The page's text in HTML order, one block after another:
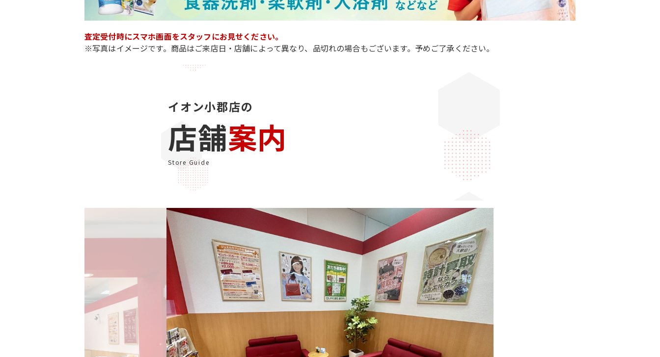
査定受付時にスマホ画面をスタッフにお見せください。
※写真はイメージです。商品はご来店日・店舗によって異なり、品切れの場合もございます。予めご了承ください。
イオン小郡店の
店舗案内
Store Guide